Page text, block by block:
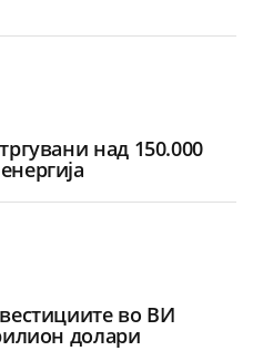
над 150.000
во ВИ
долари